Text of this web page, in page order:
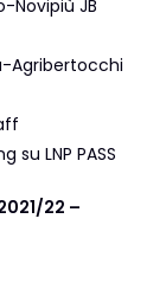
Novipiù JB
Agribertocchi
LNP PASS
22 –